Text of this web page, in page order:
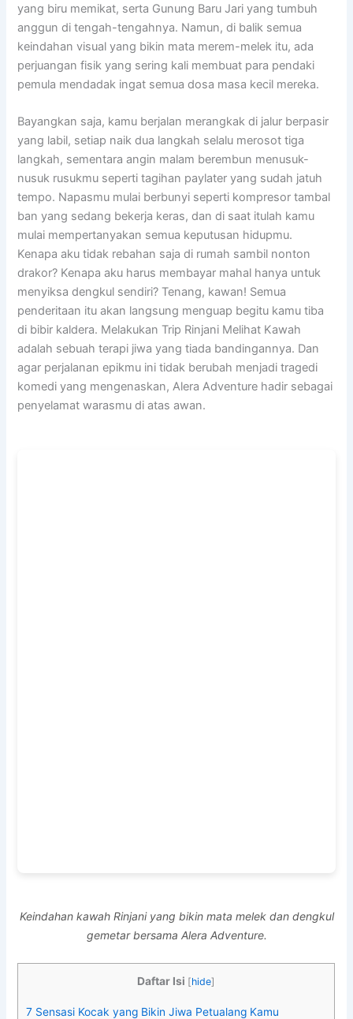
yang biru memikat, serta Gunung Baru Jari yang tumbuh
anggun di tengah-tengahnya. Namun, di balik semua
keindahan visual yang bikin mata merem-melek itu, ada
perjuangan fisik yang sering kali membuat para pendaki
pemula mendadak ingat semua dosa masa kecil mereka.
Bayangkan saja, kamu berjalan merangkak di jalur berpasir
yang labil, setiap naik dua langkah selalu merosot tiga
langkah, sementara angin malam berembun menusuk-
nusuk rusukmu seperti tagihan paylater yang sudah jatuh
tempo. Napasmu mulai berbunyi seperti kompresor tambal
ban yang sedang bekerja keras, dan di saat itulah kamu
mulai mempertanyakan semua keputusan hidupmu.
Kenapa aku tidak rebahan saja di rumah sambil nonton
drakor? Kenapa aku harus membayar mahal hanya untuk
menyiksa dengkul sendiri? Tenang, kawan! Semua
penderitaan itu akan langsung menguap begitu kamu tiba
di bibir kaldera. Melakukan Trip Rinjani Melihat Kawah
adalah sebuah terapi jiwa yang tiada bandingannya. Dan
agar perjalanan epikmu ini tidak berubah menjadi tragedi
komedi yang mengenaskan, Alera Adventure hadir sebagai
penyelamat warasmu di atas awan.
Keindahan kawah Rinjani yang bikin mata melek dan dengkul
gemetar bersama Alera Adventure.
Daftar Isi [hide]
7 Sensasi Kocak yang Bikin Jiwa Petualang Kamu